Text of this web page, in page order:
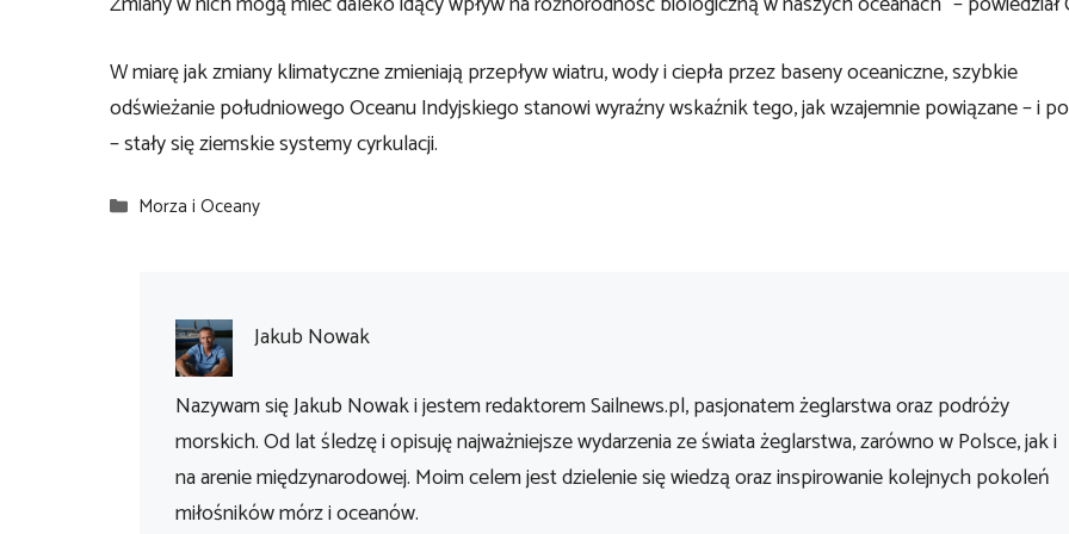
W miarę jak zmiany klimatyczne zmieniają przepływ wiatru, wody i ciepła przez baseny oceaniczne, szybkie
odświeżanie południowego Oceanu Indyjskiego stanowi wyraźny wskaźnik tego, jak wzajemnie powiązane – i
– stały się ziemskie systemy cyrkulacji.
Kategorie
Morza i Oceany
Jakub Nowak
Nazywam się Jakub Nowak i jestem redaktorem Sailnews.pl, pasjonatem żeglarstwa oraz podróży
morskich. Od lat śledzę i opisuję najważniejsze wydarzenia ze świata żeglarstwa, zarówno w Polsce, jak i
na arenie międzynarodowej. Moim celem jest dzielenie się wiedzą oraz inspirowanie kolejnych pokoleń
miłośników mórz i oceanów.